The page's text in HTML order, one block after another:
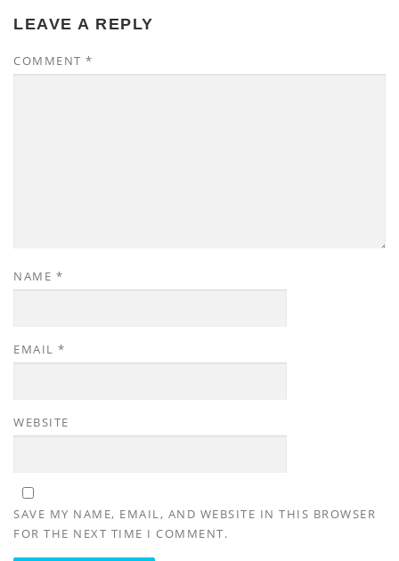
LEAVE A REPLY
COMMENT *
NAME *
EMAIL *
WEBSITE
SAVE MY NAME, EMAIL, AND WEBSITE IN THIS BROWSER
FOR THE NEXT TIME I COMMENT.